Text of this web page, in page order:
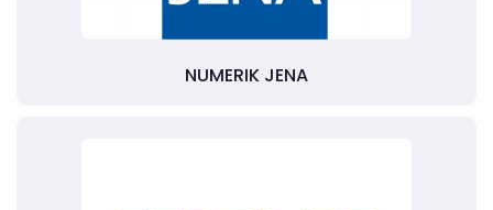
NUMERIK JENA